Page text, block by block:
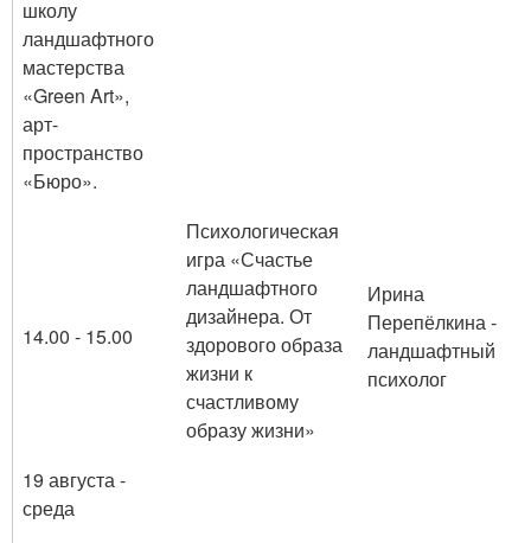
школу
ландшафтного
мастерства
«Green Art»,
арт-
пространство
«Бюро».
14.00 - 15.00
Психологическая
игра «Счастье
ландшафтного
дизайнера. От
здорового образа
жизни к
счастливому
образу жизни»
Ирина
Перепёлкина -
ландшафтный
психолог
19 августа -
среда